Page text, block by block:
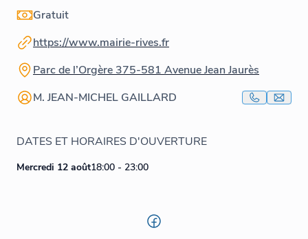
Gratuit
https://www.mairie-rives.fr
Parc de l’Orgère 375-581 Avenue Jean Jaurès
M. JEAN-MICHEL GAILLARD
DATES ET HORAIRES D'OUVERTURE
Mercredi 12 août18:00 - 23:00